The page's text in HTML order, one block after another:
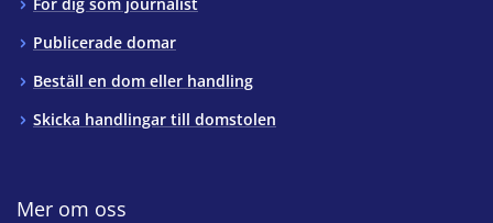
Publicerade domar
Beställ en dom eller handling
Skicka handlingar till domstolen
Mer om oss